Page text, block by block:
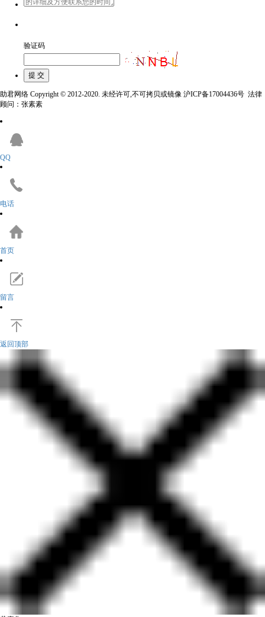
验证码
助君网络 Copyright © 2012-2020. 未经许可,不可拷贝或镜像 沪ICP备17004436号 法律
顾问：张素素
QQ
电话
首页
留言
返回顶部